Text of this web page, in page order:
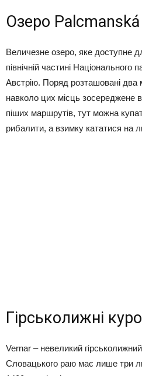
Озеро
Величезне озеро, яке доступне
північній частині
Австрію. Поряд розташовані два
навколо цих місць зосереджене
піших маршрутів, тут можна
рибалити, а взимку кататися на
Гірськолижні
Vernar – невеликий
Словацького раю має лише три